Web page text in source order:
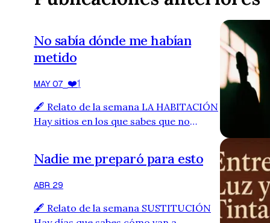
No sabía dónde me habían
metido
MAY 07 ❤️1
🖋️ Relato de la semana LA HABITACIÓN
Hay sitios en los que sabes que no
es tarde. El eco del portazo resonó en
el habitáculo con contundencia. Parecía
una puerta metálica que pesara cientos
interior antes de cerrar. Olía como si
Nadie me preparó para esto
ABR 29
🖋️ Relato de la semana SUSTITUCIÓN